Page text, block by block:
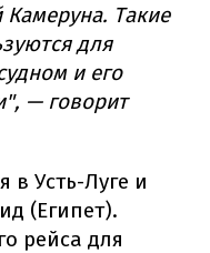
Камеруна. Такие
для
и его
— говорит
в Усть-Луге и
(Египет).
рейса для